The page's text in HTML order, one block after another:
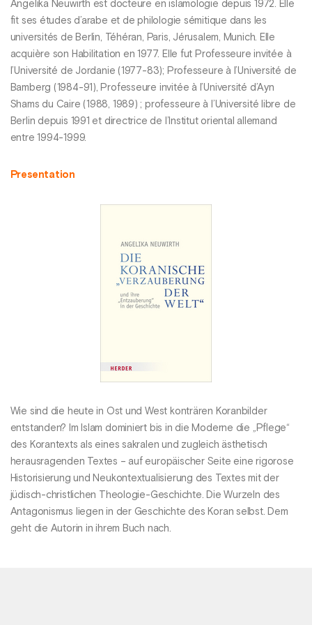
Angelika Neuwirth est docteure en islamologie depuis 1972. Elle
fit ses études d’arabe et de philologie sémitique dans les
universités de Berlin, Téhéran, Paris, Jérusalem, Munich. Elle
acquière son Habilitation en 1977. Elle fut Professeure invitée à
l’Université de Jordanie (1977-83); Professeure à l’Université de
Bamberg (1984-91), Professeure invitée à l’Université d’Ayn
Shams du Caire (1988, 1989) ; professeure à l’Université libre de
Berlin depuis 1991 et directrice de l’Institut oriental allemand
entre 1994-1999.
Presentation
Wie sind die heute in Ost und West konträren Koranbilder
entstanden? Im Islam dominiert bis in die Moderne die „Pflege“
des Korantexts als eines sakralen und zugleich ästhetisch
herausragenden Textes – auf europäischer Seite eine rigorose
Historisierung und Neukontextualisierung des Textes mit der
jüdisch-christlichen Theologie-Geschichte. Die Wurzeln des
Antagonismus liegen in der Geschichte des Koran selbst. Dem
geht die Autorin in ihrem Buch nach.